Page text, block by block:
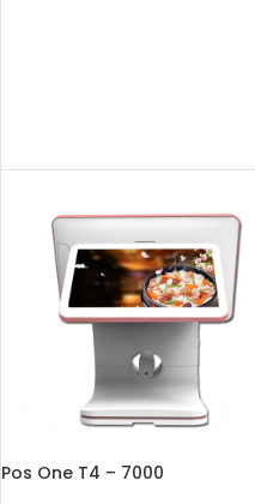
Pos One T4 – 7000